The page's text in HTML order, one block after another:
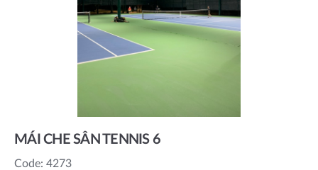
MÁI CHE SÂN TENNIS 6
Code: 4273